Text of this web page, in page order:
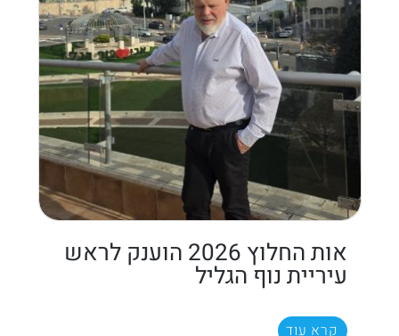
אות החלוץ 2026 הוענק לראש
עיריית נוף הגליל
קרא עוד